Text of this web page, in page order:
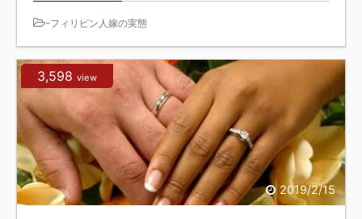
-フィリピン人嫁の実態
2019/2/15
3,598 view